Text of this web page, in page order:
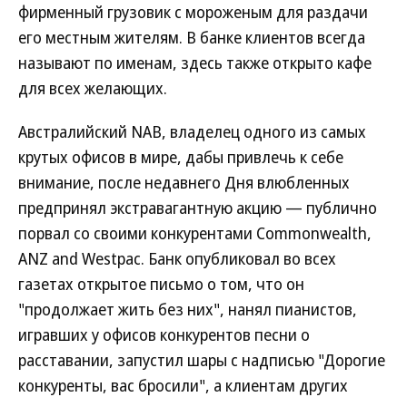
фирменный грузовик с мороженым для раздачи
его местным жителям. В банке клиентов всегда
называют по именам, здесь также открыто кафе
для всех желающих.
Австралийский NAB, владелец одного из самых
крутых офисов в мире, дабы привлечь к себе
внимание, после недавнего Дня влюбленных
предпринял экстравагантную акцию — публично
порвал со своими конкурентами Commonwealth,
ANZ and Westpac. Банк опубликовал во всех
газетах открытое письмо о том, что он
"продолжает жить без них", нанял пианистов,
игравших у офисов конкурентов песни о
расставании, запустил шары с надписью "Дорогие
конкуренты, вас бросили", а клиентам других